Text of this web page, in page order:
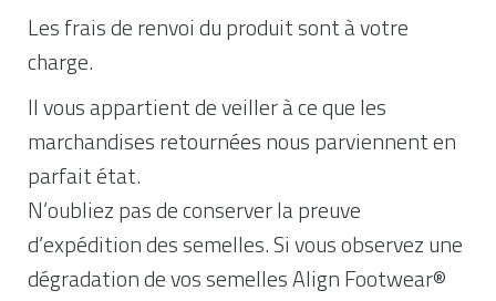
Les frais de renvoi du produit sont à votre
charge.
Il vous appartient de veiller à ce que les
marchandises retournées nous parviennent en
parfait état.
N’oubliez pas de conserver la preuve
d’expédition des semelles. Si vous observez une
dégradation de vos semelles Align Footwear®